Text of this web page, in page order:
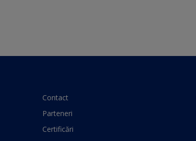
Contact
Parteneri
Certificări